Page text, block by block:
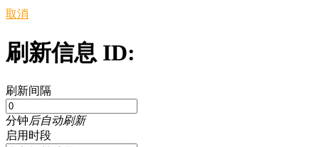
取消
刷新信息 ID:
刷新间隔
分钟后自动刷新
启用时段